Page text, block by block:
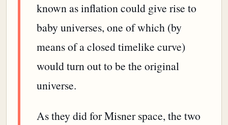
known as inflation could give rise to
baby universes, one of which (by
means of a closed timelike curve)
would turn out to be the original
universe.
As they did for Misner space, the two